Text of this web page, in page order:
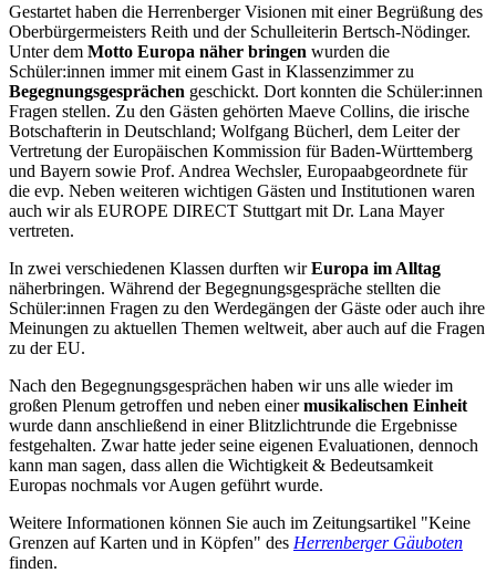
Gestartet haben die Herrenberger Visionen mit einer Begrüßung des
Oberbürgermeisters Reith und der Schulleiterin Bertsch-Nödinger.
Unter dem Motto Europa näher bringen wurden die
Schüler:innen immer mit einem Gast in Klassenzimmer zu
Begegnungsgesprächen geschickt. Dort konnten die Schüler:innen
Fragen stellen. Zu den Gästen gehörten Maeve Collins, die irische
Botschafterin in Deutschland; Wolfgang Bücherl, dem Leiter der
Vertretung der Europäischen Kommission für Baden-Württemberg
und Bayern sowie Prof. Andrea Wechsler, Europaabgeordnete für
die evp. Neben weiteren wichtigen Gästen und Institutionen waren
auch wir als EUROPE DIRECT Stuttgart mit Dr. Lana Mayer
vertreten.
In zwei verschiedenen Klassen durften wirEuropa im Alltag
näherbringen. Während der Begegnungsgespräche stellten die
Schüler:innen Fragen zu den Werdegängen der Gäste oder auch ihre
Meinungen zu aktuellen Themen weltweit, aber auch auf die Fragen
zu der EU.
Nach den Begegnungsgesprächen haben wir uns alle wieder im
großen Plenum getroffen und neben einermusikalischen Einheit
wurde dann anschließend in einer Blitzlichtrunde die Ergebnisse
festgehalten. Zwar hatte jeder seine eigenen Evaluationen, dennoch
kann man sagen, dass allen die Wichtigkeit & Bedeutsamkeit
Europas nochmals vor Augen geführt wurde.
Weitere Informationen können Sie auch im Zeitungsartikel "Keine
Grenzen auf Karten und in Köpfen" des Herrenberger Gäuboten
finden.